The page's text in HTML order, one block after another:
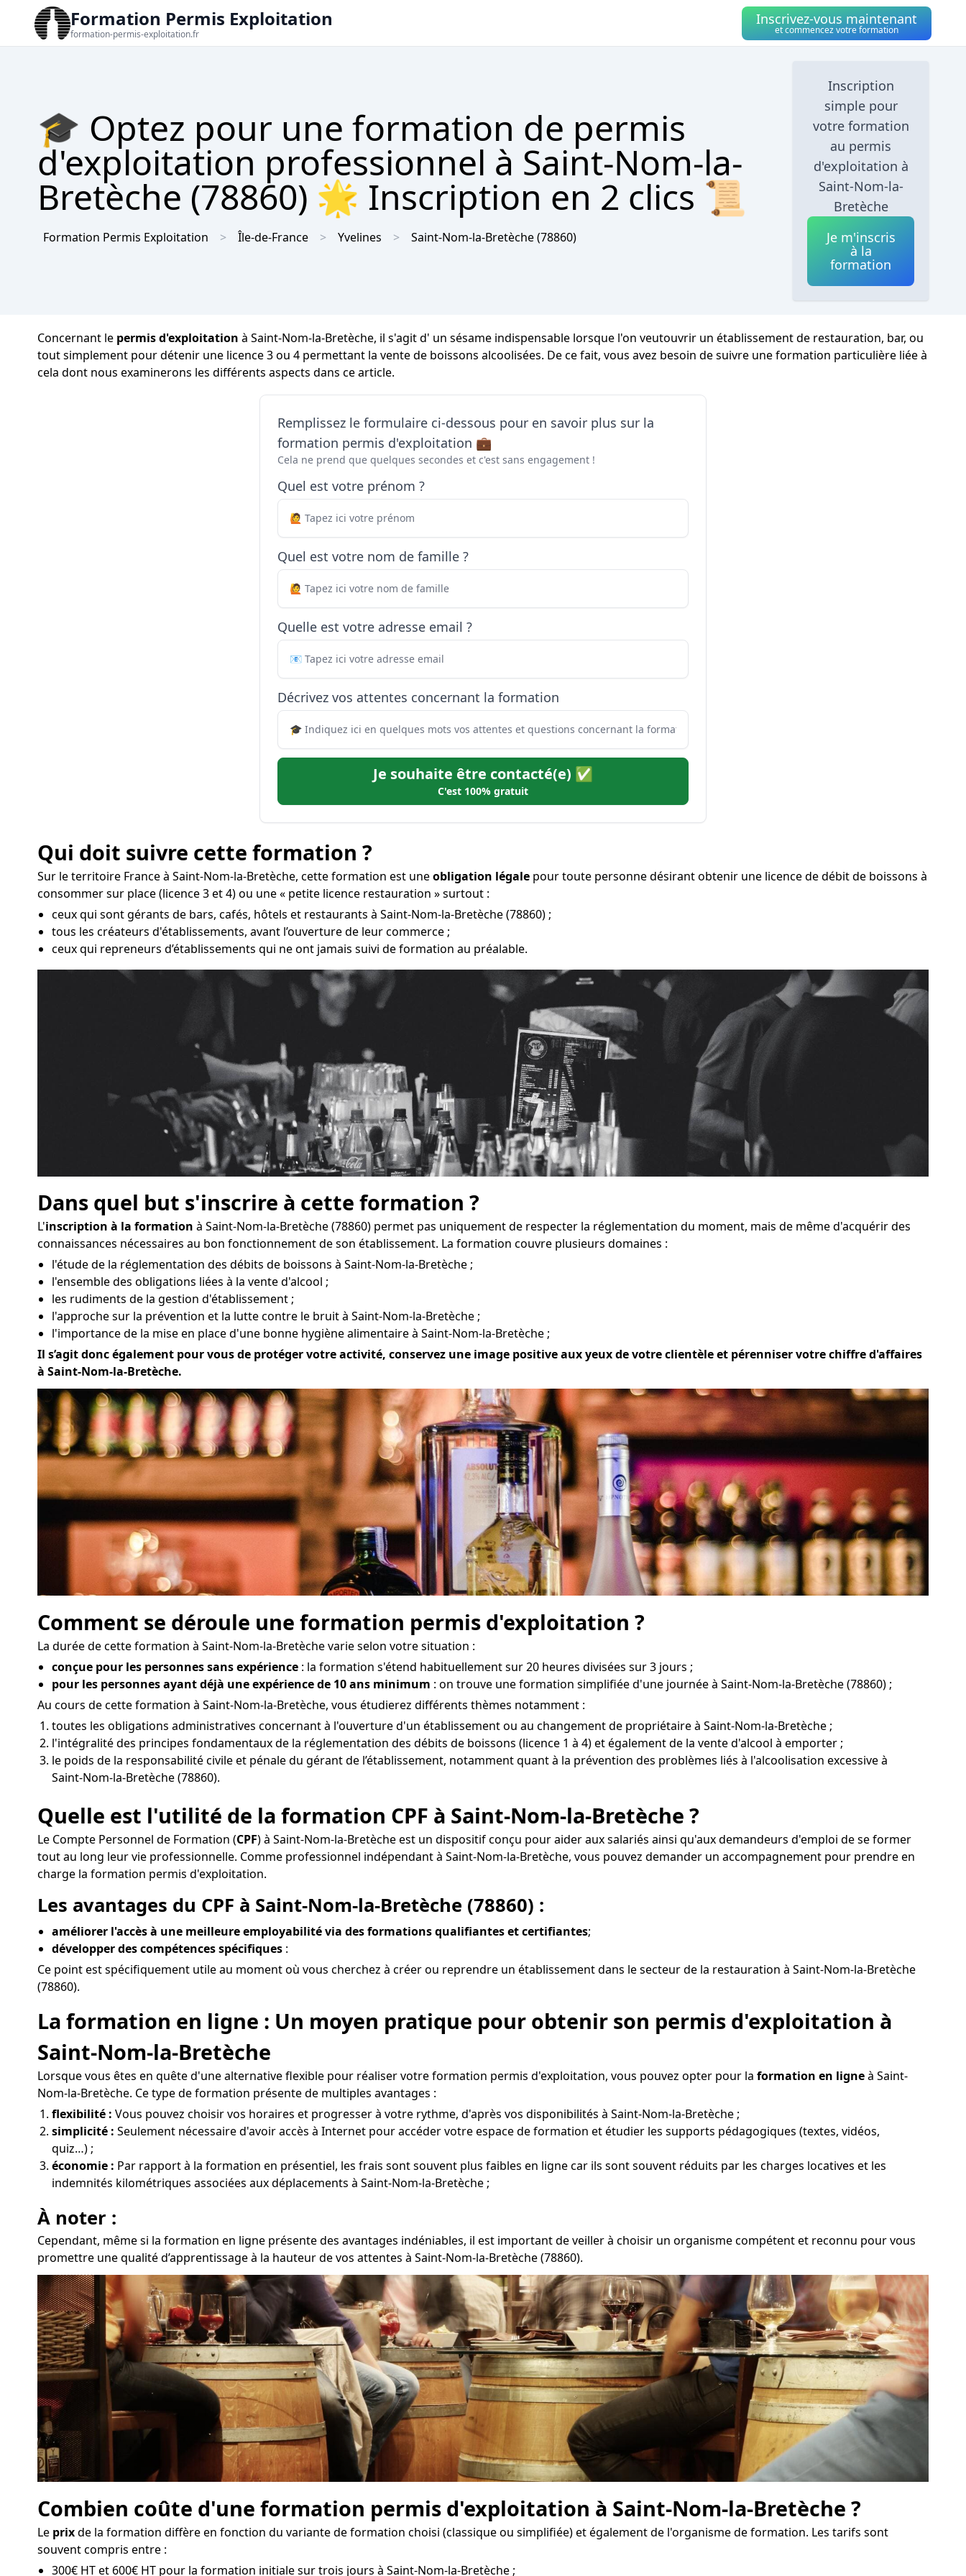
Formation Permis Exploitation
formation-permis-exploitation.fr
Inscrivez-vous maintenant
et commencez votre formation
🎓 Optez pour une formation de permis
d'exploitation professionnel à Saint-Nom-la-
Bretèche (78860) 🌟 Inscription en 2 clics 📜
Formation Permis Exploitation Île-de-France Yvelines Saint-Nom-la-Bretèche(78860)
Inscription
simple pour
votre formation
au permis
d'exploitation à
Saint-Nom-la-
Bretèche
Je m'inscris
à la
formation
Concernant le permis d'exploitation à Saint-Nom-la-Bretèche, il s'agit d' un sésame indispensable lorsque l'on veutouvrir un établissement de restauration, bar, ou
tout simplement pour détenir une licence 3 ou 4 permettant la vente de boissons alcoolisées. De ce fait, vous avez besoin de suivre une formation particulière liée à
cela dont nous examinerons les différents aspects dans ce article.
Remplissez le formulaire ci-dessous pour en savoir plus sur la
formation permis d'exploitation 💼
Cela ne prend que quelques secondes et c'est sans engagement !
Quel est votre prénom ?
Quel est votre nom de famille ?
Quelle est votre adresse email ?
Décrivez vos attentes concernant la formation
Je souhaite être contacté(e) ✅
C'est 100% gratuit
Qui doit suivre cette formation ?
Sur le territoire France à Saint-Nom-la-Bretèche, cette formation est uneobligation légale pour toute personne désirant obtenir une licence de débit de boissons à
consommer sur place (licence 3 et 4) ou une « petite licence restauration » surtout :
ceux qui sont gérants de bars, cafés, hôtels et restaurants à Saint-Nom-la-Bretèche (78860) ;
tous les créateurs d'établissements, avant l’ouverture de leur commerce ;
ceux qui repreneurs d’établissements qui ne ont jamais suivi de formation au préalable.
Dans quel but s'inscrire à cette formation ?
L'inscription à la formation à Saint-Nom-la-Bretèche (78860) permet pas uniquement de respecter la réglementation du moment, mais de même d'acquérir des
connaissances nécessaires au bon fonctionnement de son établissement. La formation couvre plusieurs domaines :
l'étude de la réglementation des débits de boissons à Saint-Nom-la-Bretèche ;
l'ensemble des obligations liées à la vente d'alcool ;
les rudiments de la gestion d'établissement ;
l'approche sur la prévention et la lutte contre le bruit à Saint-Nom-la-Bretèche ;
l'importance de la mise en place d'une bonne hygiène alimentaire à Saint-Nom-la-Bretèche ;
Il s’agit donc également pour vous de protéger votre activité, conservez une image positive aux yeux de votre clientèle et pérenniser votre chiffre d'affaires
à Saint-Nom-la-Bretèche.
Comment se déroule une formation permis d'exploitation ?
La durée de cette formation à Saint-Nom-la-Bretèche varie selon votre situation :
conçue pour les personnes sans expérience : la formation s'étend habituellement sur 20 heures divisées sur 3 jours ;
pour les personnes ayant déjà une expérience de 10 ans minimum : on trouve une formation simplifiée d'une journée à Saint-Nom-la-Bretèche (78860) ;
Au cours de cette formation à Saint-Nom-la-Bretèche, vous étudierez différents thèmes notamment :
toutes les obligations administratives concernant à l'ouverture d'un établissement ou au changement de propriétaire à Saint-Nom-la-Bretèche ;
l'intégralité des principes fondamentaux de la réglementation des débits de boissons (licence 1 à 4) et également de la vente d'alcool à emporter ;
le poids de la responsabilité civile et pénale du gérant de l’établissement, notamment quant à la prévention des problèmes liés à l'alcoolisation excessive à
Saint-Nom-la-Bretèche (78860).
Quelle est l'utilité de la formation CPF à Saint-Nom-la-Bretèche ?
Le Compte Personnel de Formation (CPF) à Saint-Nom-la-Bretèche est un dispositif conçu pour aider aux salariés ainsi qu'aux demandeurs d'emploi de se former
tout au long leur vie professionnelle. Comme professionnel indépendant à Saint-Nom-la-Bretèche, vous pouvez demander un accompagnement pour prendre en
charge la formation permis d'exploitation.
Les avantages du CPF à Saint-Nom-la-Bretèche (78860) :
améliorer l'accès à une meilleure employabilité via des formations qualifiantes et certifiantes;
développer des compétences spécifiques :
Ce point est spécifiquement utile au moment où vous cherchez à créer ou reprendre un établissement dans le secteur de la restauration à Saint-Nom-la-Bretèche
(78860).
La formation en ligne : Un moyen pratique pour obtenir son permis d'exploitation à
Saint-Nom-la-Bretèche
Lorsque vous êtes en quête d'une alternative flexible pour réaliser votre formation permis d'exploitation, vous pouvez opter pour la formation en ligneà Saint-
Nom-la-Bretèche. Ce type de formation présente de multiples avantages :
flexibilité : Vous pouvez choisir vos horaires et progresser à votre rythme, d'après vos disponibilités à Saint-Nom-la-Bretèche ;
simplicité : Seulement nécessaire d'avoir accès à Internet pour accéder votre espace de formation et étudier les supports pédagogiques (textes, vidéos,
quiz…) ;
économie : Par rapport à la formation en présentiel, les frais sont souvent plus faibles en ligne car ils sont souvent réduits par les charges locatives et les
indemnités kilométriques associées aux déplacements à Saint-Nom-la-Bretèche ;
À noter :
Cependant, même si la formation en ligne présente des avantages indéniables, il est important de veiller à choisir un organisme compétent et reconnu pour vous
promettre une qualité d’apprentissage à la hauteur de vos attentes à Saint-Nom-la-Bretèche (78860).
Combien coûte d'une formation permis d'exploitation à Saint-Nom-la-Bretèche ?
Le prixde la formation diffère en fonction du variante de formation choisi (classique ou simplifiée) et également de l'organisme de formation. Les tarifs sont
souvent compris entre :
300€ HT et 600€ HT pour la formation initiale sur trois jours à Saint-Nom-la-Bretèche ;